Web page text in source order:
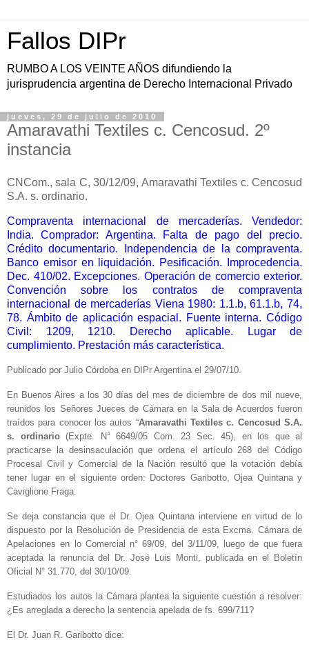
Fallos DIPr
RUMBO A LOS VEINTE AÑOS difundiendo la
jurisprudencia argentina de Derecho Internacional Privado
jueves, 29 de julio de 2010
Amaravathi Textiles c. Cencosud. 2º
instancia
CNCom., sala C, 30/12/09, Amaravathi Textiles c. Cencosud
S.A. s. ordinario.
Compraventa internacional de mercaderías. Vendedor:
India. Comprador: Argentina. Falta de pago del precio.
Crédito documentario. Independencia de la compraventa.
Banco emisor en liquidación. Pesificación. Improcedencia.
Dec. 410/02. Excepciones. Operación de comercio exterior.
Convención sobre los contratos de compraventa
internacional de mercaderías Viena 1980: 1.1.b, 61.1.b, 74,
78. Ámbito de aplicación espacial. Fuente interna. Código
Civil: 1209, 1210. Derecho aplicable. Lugar de
cumplimiento. Prestación más característica.
Publicado por Julio Córdoba en DIPr Argentina el 29/07/10.
En Buenos Aires a los 30 días del mes de diciembre de dos mil nueve,
reunidos los Señores Jueces de Cámara en la Sala de Acuerdos fueron
traídos para conocer los autos “Amaravathi Textiles c. Cencosud S.A.
s. ordinario (Expte. N° 6649/05 Com. 23 Sec. 45), en los que al
practicarse la desinsaculación que ordena el artículo 268 del Código
Procesal Civil y Comercial de la Nación resultó que la votación debía
tener lugar en el siguiente orden: Doctores Garibotto, Ojea Quintana y
Caviglione Fraga.
Se deja constancia que el Dr. Ojea Quintana interviene en virtud de lo
dispuesto por la Resolución de Presidencia de esta Excma. Cámara de
Apelaciones en lo Comercial n° 69/09, del 3/11/09, luego de que fuera
aceptada la renuncia del Dr. José Luis Monti, publicada en el Boletín
Oficial N° 31.770, del 30/10/09.
Estudiados los autos la Cámara plantea la siguiente cuestión a resolver:
¿Es arreglada a derecho la sentencia apelada de fs. 699/711?
El Dr. Juan R. Garibotto dice: